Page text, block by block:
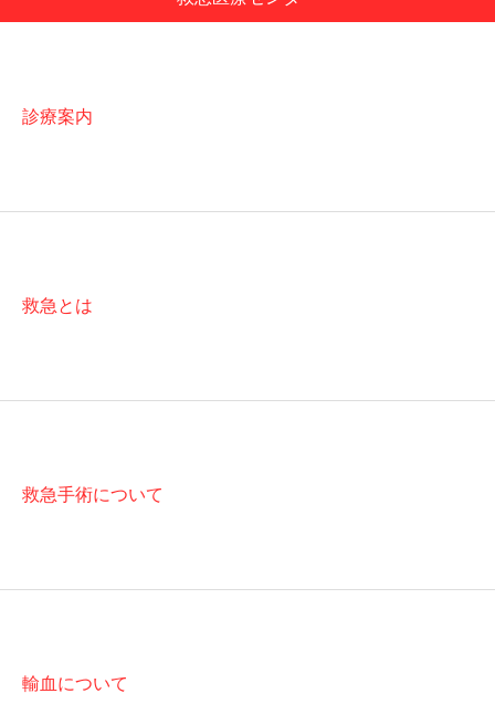
診療案内
救急とは
救急手術について
輸血について